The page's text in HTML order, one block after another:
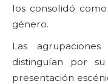
los consolidó
género.
Las
distinguían por
presentación